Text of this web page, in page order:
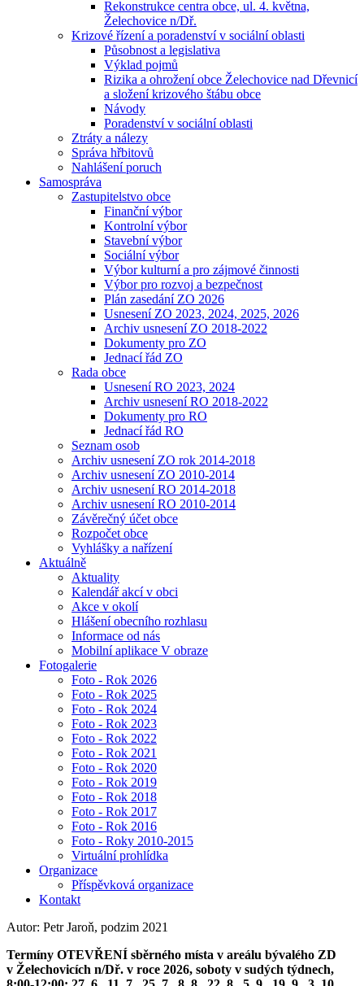
Rekonstrukce centra obce, ul. 4. května,
Želechovice n/Dř.
Krizové řízení a poradenství v sociální oblasti
Působnost a legislativa
Výklad pojmů
Rizika a ohrožení obce Želechovice nad Dřevnicí
a složení krizového štábu obce
Návody
Poradenství v sociální oblasti
Ztráty a nálezy
Správa hřbitovů
Nahlášení poruch
Samospráva
Zastupitelstvo obce
Finanční výbor
Kontrolní výbor
Stavební výbor
Sociální výbor
Výbor kulturní a pro zájmové činnosti
Výbor pro rozvoj a bezpečnost
Plán zasedání ZO 2026
Usnesení ZO 2023, 2024, 2025, 2026
Archiv usnesení ZO 2018-2022
Dokumenty pro ZO
Jednací řád ZO
Rada obce
Usnesení RO 2023, 2024
Archiv usnesení RO 2018-2022
Dokumenty pro RO
Jednací řád RO
Seznam osob
Archiv usnesení ZO rok 2014-2018
Archiv usnesení ZO 2010-2014
Archiv usnesení RO 2014-2018
Archiv usnesení RO 2010-2014
Závěrečný účet obce
Rozpočet obce
Vyhlášky a nařízení
Aktuálně
Aktuality
Kalendář akcí v obci
Akce v okolí
Hlášení obecního rozhlasu
Informace od nás
Mobilní aplikace V obraze
Fotogalerie
Foto - Rok 2026
Foto - Rok 2025
Foto - Rok 2024
Foto - Rok 2023
Foto - Rok 2022
Foto - Rok 2021
Foto - Rok 2020
Foto - Rok 2019
Foto - Rok 2018
Foto - Rok 2017
Foto - Rok 2016
Foto - Roky 2010-2015
Virtuální prohlídka
Organizace
Příspěvková organizace
Kontakt
Autor: Petr Jaroň, podzim 2021
Termíny OTEVŘENÍ sběrného místa v areálu bývalého ZD
v Želechovicích n/Dř. v roce 2026, soboty v sudých týdnech,